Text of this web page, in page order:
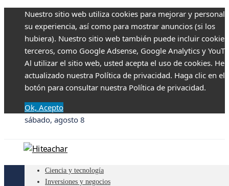
Nuestro sitio web utiliza cookies para mejorar y
su experiencia, así como para mostrar anuncios (si los
hubiera). Nuestro sitio web también puede incluir
terceros, como Google Adsense, Google Analytics y
Al utilizar el sitio web, usted acepta el uso de cookies.
actualizado nuestra Política de privacidad. Haga clic en el
botón para consultar nuestra Política de privacidad.
Ok, Acepto
sábado, agosto 8
Ciencia y tecnología
Inversiones y negocios